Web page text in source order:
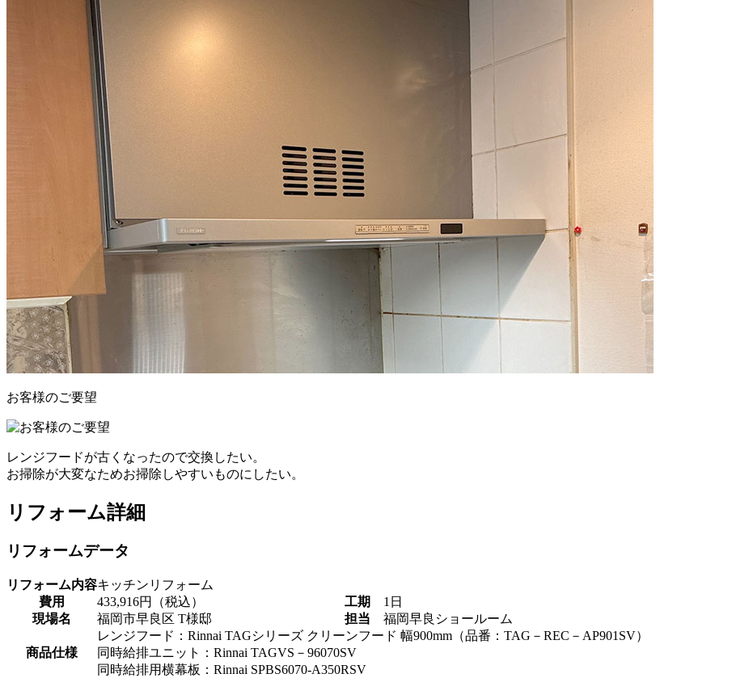
お客様のご要望
レンジフードが古くなったので交換したい。
お掃除が大変なためお掃除しやすいものにしたい。
リフォーム詳細
リフォームデータ
リフォーム内容キッチンリフォーム
費用
433,916円（税込） 工期
1日
現場名
福岡市早良区 T様邸 担当 福岡早良ショールーム
商品仕様
レンジフード：Rinnai TAGシリーズ クリーンフード 幅900mm（品番：TAG－REC－AP901SV）
同時給排ユニット：Rinnai TAGVS－96070SV
同時給排用横幕板：Rinnai SPBS6070-A350RSV